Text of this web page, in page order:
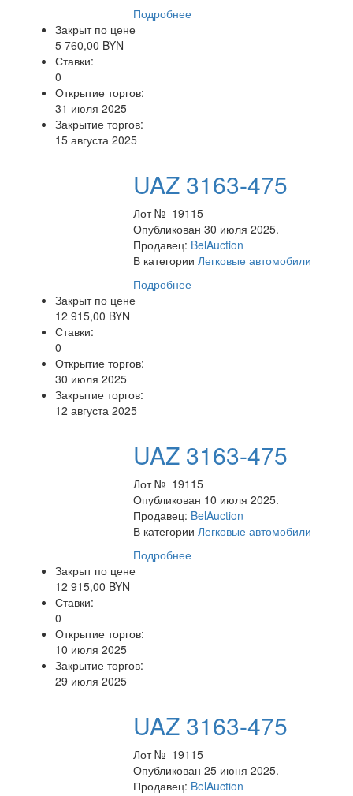
Подробнее
Закрыт по цене
5 760,00 BYN
Ставки:
0
Открытие торгов:
31 июля 2025
Закрытие торгов:
15 августа 2025
UAZ 3163-475
Лот № 19115
Опубликован 30 июля 2025.
Продавец: BelAuction
В категорииЛегковые автомобили
Подробнее
Закрыт по цене
12 915,00 BYN
Ставки:
0
Открытие торгов:
30 июля 2025
Закрытие торгов:
12 августа 2025
UAZ 3163-475
Лот № 19115
Опубликован 10 июля 2025.
Продавец: BelAuction
В категорииЛегковые автомобили
Подробнее
Закрыт по цене
12 915,00 BYN
Ставки:
0
Открытие торгов:
10 июля 2025
Закрытие торгов:
29 июля 2025
UAZ 3163-475
Лот № 19115
Опубликован 25 июня 2025.
Продавец: BelAuction